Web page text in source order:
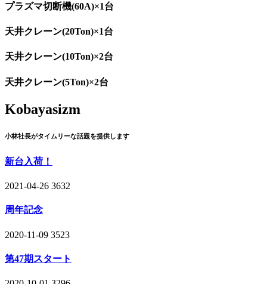
プラズマ切断機(60A)×1台
天井クレーン(20Ton)×1台
天井クレーン(10Ton)×2台
天井クレーン(5Ton)×2台
Kobayasizm
小林社長がタイムリーな話題を提供します
新台入荷！
2021-04-26 3632
周年記念
2020-11-09 3523
第47期スタート